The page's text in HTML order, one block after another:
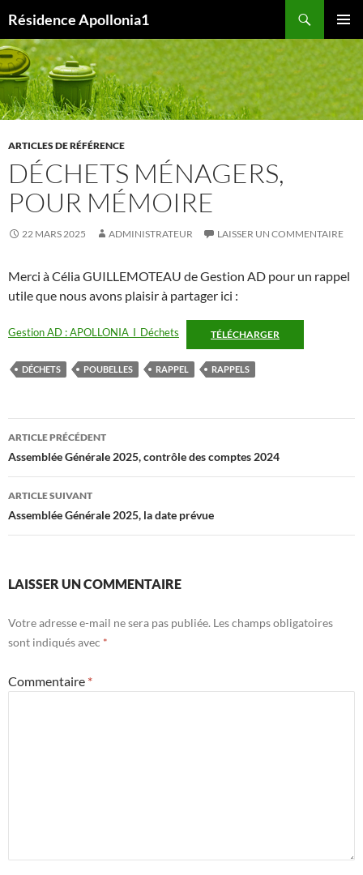
au
contenu
Résidence Apollonia1
MENU
ARTICLES DE RÉFÉRENCE
DÉCHETS MÉNAGERS,
POUR MÉMOIRE
22 MARS 2025 ADMINISTRATEUR LAISSER UN COMMENTAIRE
Merci à Célia GUILLEMOTEAU de Gestion AD pour un rappel
utile que nous avons plaisir à partager ici :
Gestion AD : APOLLONIA_I_Déchets TÉLÉCHARGER
DÉCHETS POUBELLES RAPPEL RAPPELS
Navigation
des
articles
ARTICLE PRÉCÉDENT
Assemblée Générale 2025, contrôle des comptes 2024
ARTICLE SUIVANT
Assemblée Générale 2025, la date prévue
LAISSER UN COMMENTAIRE
Votre adresse e-mail ne sera pas publiée. Les champs obligatoires
sont indiqués avec *
Commentaire *